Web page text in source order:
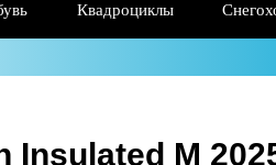
Квадроциклы
Insulated M